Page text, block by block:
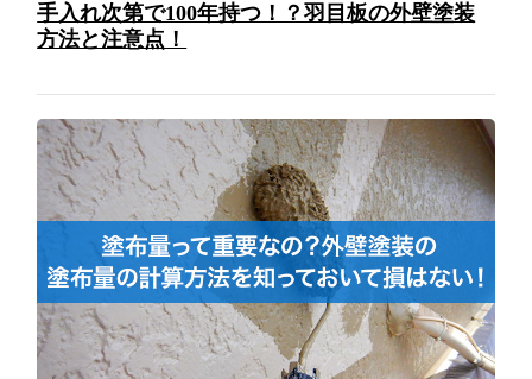
手入れ次第で100年持つ！？羽目板の外壁塗装
方法と注意点！